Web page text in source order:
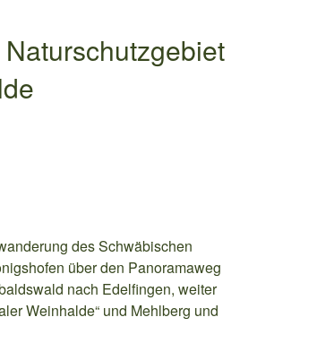
des Schwäbischen
über den Panoramaweg
nach Edelfingen, weiter
Weinhalde“ und Mehlberg und